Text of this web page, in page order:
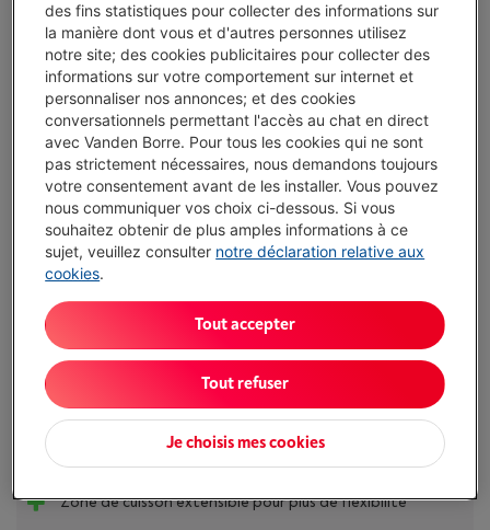
J'achète
Comparer
Vanden Borre Life Gros électro
Prolongez la durée de vie de vos appareils avec un seul
abonnement
Ce produit serait couvert
15 ansaprès votre achat.
Atouts
Bouton pause pratique (Stop & Go)
Système OptiHeat avec perte minimale de chaleur
résiduelle
Zone de cuisson extensible pour plus de flexibilité
des fins statistiques pour collecter des informations sur
la manière dont vous et d'autres personnes utilisez
notre site; des cookies publicitaires pour collecter des
informations sur votre comportement sur internet et
personnaliser nos annonces; et des cookies
conversationnels permettant l'accès au chat en direct
avec Vanden Borre. Pour tous les cookies qui ne sont
pas strictement nécessaires, nous demandons toujours
votre consentement avant de les installer. Vous pouvez
nous communiquer vos choix ci-dessous. Si vous
souhaitez obtenir de plus amples informations à ce
sujet, veuillez consulter notre déclaration relative aux
cookies.
Je choisis mes cookies
Tout refuser
Tout accepter